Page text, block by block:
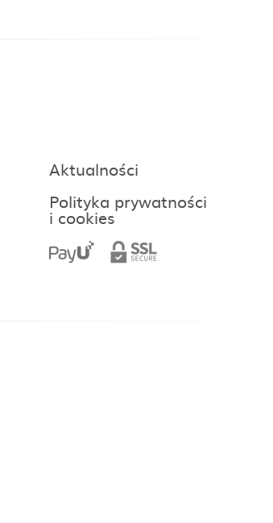
Aktualności
Polityka prywatności
i cookies